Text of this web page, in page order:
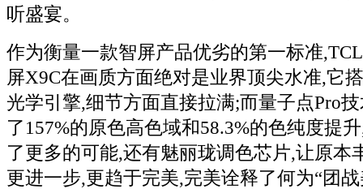
听盛宴。
作为衡量一款智屏产品优劣的第一标准
屏X9C在画质方面绝对是业界顶尖水准,它
光学引擎,细节方面直接拉满;而量子点Pro
了157%的原色高色域和58.3%的色纯度提
了更多的可能,还有魅丽珑调色芯片,让原本
更进一步,更趋于完美,完美诠释了何为“团